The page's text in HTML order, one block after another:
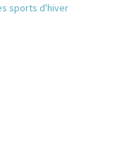
sports d'hiver